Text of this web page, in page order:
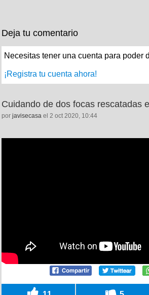
Deja tu comentario
Necesitas tener una cuenta para poder
¡Registra tu cuenta ahora!
Cuidando de dos focas rescatadas
por javisecasa el 2 oct 2020, 10:44